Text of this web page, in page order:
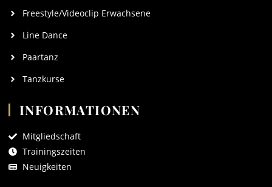
Freestyle/Videoclip Erwachsene
Line Dance
Paartanz
Tanzkurse
INFORMATIONEN
Mitgliedschaft
Trainingszeiten
Neuigkeiten